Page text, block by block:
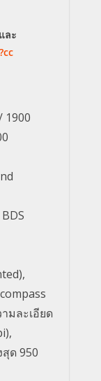
และ
1900
มละเอียด
ด 950